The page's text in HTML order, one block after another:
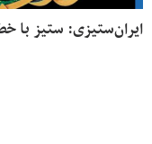
ایران‌ستیزی: ستیز با